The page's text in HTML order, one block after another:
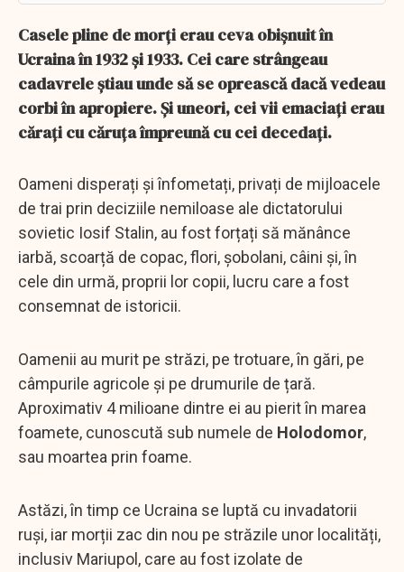
Casele pline de morți erau ceva obișnuit în
Ucraina în 1932 și 1933. Cei care strângeau
cadavrele știau unde să se oprească dacă vedeau
corbi în apropiere. Și uneori, cei vii emaciați erau
cărați cu căruța împreună cu cei decedați.
Oameni disperați și înfometați, privați de mijloacele
de trai prin deciziile nemiloase ale dictatorului
sovietic Iosif Stalin, au fost forțați să mănânce
iarbă, scoarță de copac, flori, șobolani, câini și, în
cele din urmă, proprii lor copii, lucru care a fost
consemnat de istoricii.
Oamenii au murit pe străzi, pe trotuare, în gări, pe
câmpurile agricole și pe drumurile de țară.
Aproximativ 4 milioane dintre ei au pierit în marea
foamete, cunoscută sub numele de Holodomor,
sau moartea prin foame.
Astăzi, în timp ce Ucraina se luptă cu invadatorii
ruși, iar morții zac din nou pe străzile unor localități,
inclusiv Mariupol, care au fost izolate de